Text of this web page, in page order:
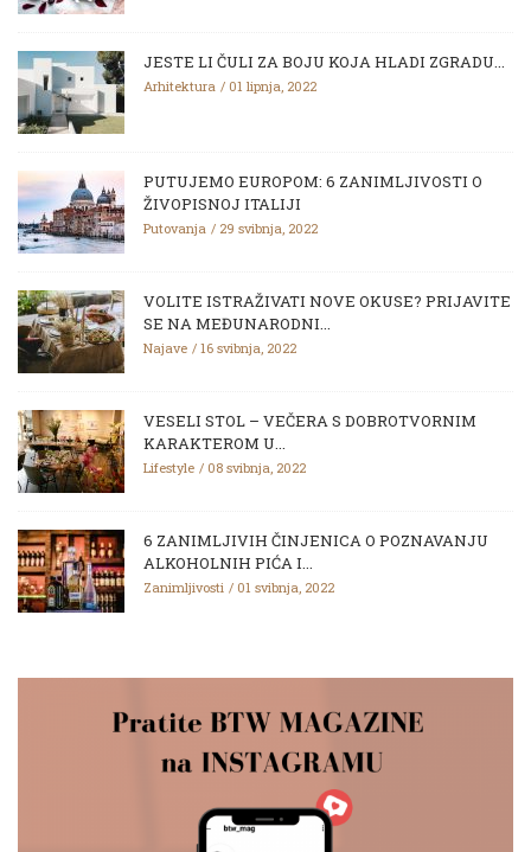
JESTE LI ČULI ZA BOJU KOJA HLADI ZGRADU...
Arhitektura 01 lipnja, 2022
PUTUJEMO EUROPOM: 6 ZANIMLJIVOSTI O
ŽIVOPISNOJ ITALIJI
Putovanja 29 svibnja, 2022
VOLITE ISTRAŽIVATI NOVE OKUSE? PRIJAVITE
SE NA MEĐUNARODNI...
Najave 16 svibnja, 2022
VESELI STOL – VEČERA S DOBROTVORNIM
KARAKTEROM U...
Lifestyle 08 svibnja, 2022
6 ZANIMLJIVIH ČINJENICA O POZNAVANJU
ALKOHOLNIH PIĆA I...
Zanimljivosti 01 svibnja, 2022